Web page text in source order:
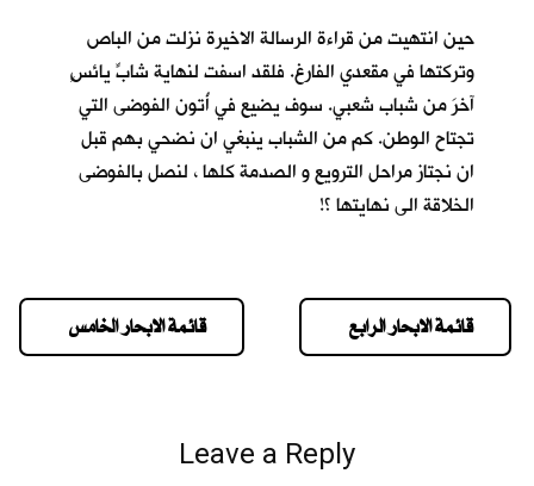
حين انتهيت من قراءة الرسالة الاخيرة نزلت من الباص
وتركتها في مقعدي الفارغ. فلقد اسفت لنهاية شابٍّ يائسٍ
آخرَ من شباب شعبي. سوف يضيع في أُتون الفوضى التي
تجتاح الوطن. كم من الشباب ينبغي ان نضحي بهم قبل
ان نجتاز مراحل الترويع و الصدمة كلها ، لنصل بالفوضى
الخلاقة الى نهايتها ؟!
قائمة الابحار الخامس قائمة الابحار الرابع
Leave a Reply